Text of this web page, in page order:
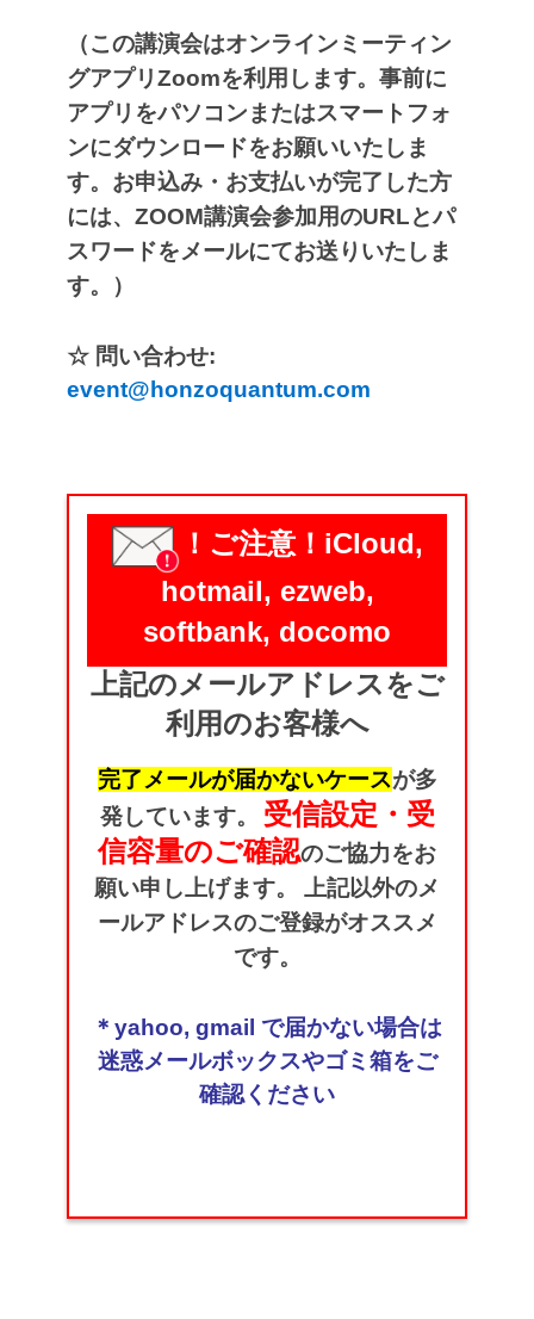
（この講演会はオンラインミーティン
グアプリZoomを利用します。 事前に
アプリをパソコンまたはスマートフォ
ンにダウンロードをお願いいたしま
す。 お申込み・お支払いが完了した方
には、ZOOM講演会参加用のURLとパ
スワードをメールにてお送りいたしま
す。）
☆ 問い合わせ:
event@honzoquantum.com
！ご注意！ iCloud,
hotmail, ezweb,
softbank, docomo
上記のメールアドレスをご
利用のお客様へ
完了メールが届かないケースが多
発しています。
受信設定・受
信容量のご確認のご協力をお
願い申し上げます。
上記以外のメ
ールアドレスのご登録がオススメ
です。
＊yahoo, gmail で届かない場合は
迷惑メールボックスやゴミ箱をご
確認ください